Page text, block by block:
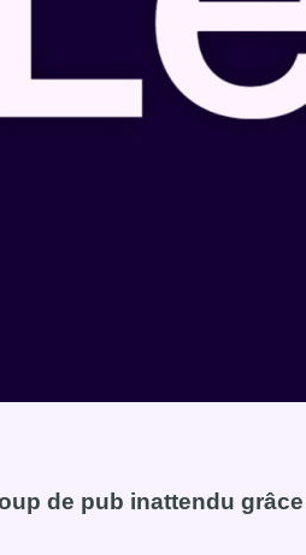
de pub inattendu grâce